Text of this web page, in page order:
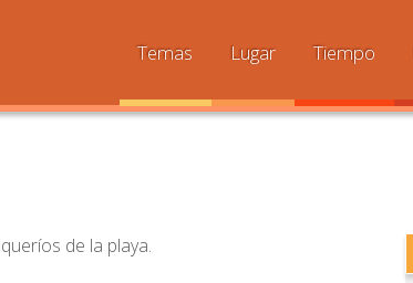
Temas Lugar Tiempo
de la playa.